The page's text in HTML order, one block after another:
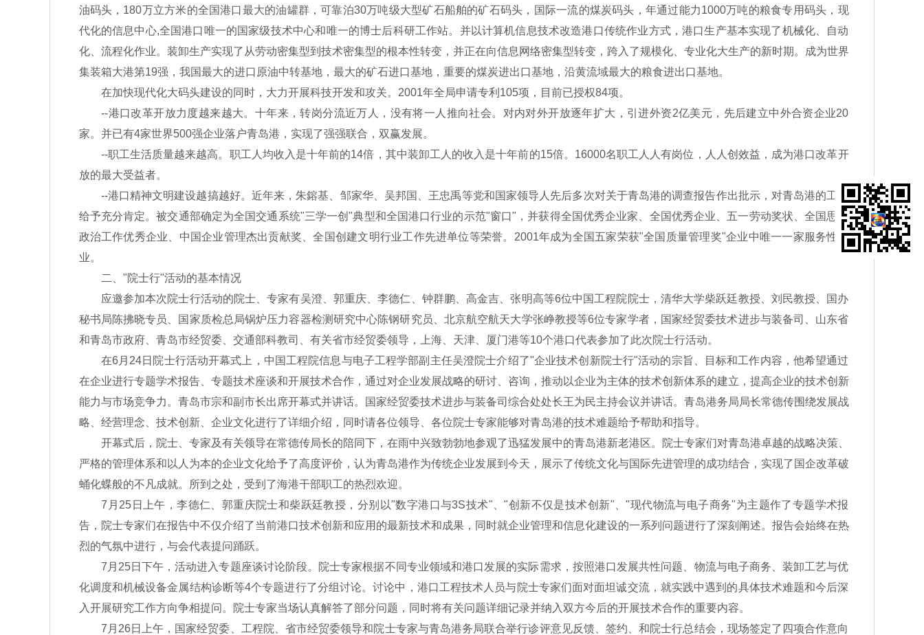
油码头，180万立方米的全国港口最大的油罐群，可靠泊30万吨级大型矿石船舶的矿石码头，国际一流的煤炭码头，年通过能力1000万吨的粮食专用码头，现
代化的信息中心,全国港口唯一的国家级技术中心和唯一的博士后科研工作站。并以计算机信息技术改造港口传统作业方式，港口生产基本实现了机械化、自动
化、流程化作业。装卸生产实现了从劳动密集型到技术密集型的根本性转变，并正在向信息网络密集型转变，跨入了规模化、专业化大生产的新时期。成为世界
集装箱大港第19强，我国最大的进口原油中转基地，最大的矿石进口基地，重要的煤炭进出口基地，沿黄流域最大的粮食进出口基地。
在加快现代化大码头建设的同时，大力开展科技开发和攻关。2001年全局申请专利105项，目前已授权84项。
--港口改革开放力度越来越大。十年来，转岗分流近万人，没有将一人推向社会。对内对外开放逐年扩大，引进外资2亿美元，先后建立中外合资企业20
家。并已有4家世界500强企业落户青岛港，实现了强强联合，双赢发展。
--职工生活质量越来越高。职工人均收入是十年前的14倍，其中装卸工人的收入是十年前的15倍。16000名职工人人有岗位，人人创效益，成为港口改革开
放的最大受益者。
--港口精神文明建设越搞越好。近年来，朱鎔基、邹家华、吴邦国、王忠禹等党和国家领导人先后多次对关于青岛港的调查报告作出批示，对青岛港的工作
给予充分肯定。被交通部确定为全国交通系统"三学一创"典型和全国港口行业的示范"窗口"，并获得全国优秀企业家、全国优秀企业、五一劳动奖状、全国思想
政治工作优秀企业、中国企业管理杰出贡献奖、全国创建文明行业工作先进单位等荣誉。2001年成为全国五家荣获"全国质量管理奖"企业中唯一一家服务性企
业。
二、"院士行"活动的基本情况
应邀参加本次院士行活动的院士、专家有吴澄、郭重庆、李德仁、钟群鹏、高金吉、张明高等6位中国工程院院士，清华大学柴跃廷教授、刘民教授、国办
秘书局陈拂晓专员、国家质检总局锅炉压力容器检测研究中心陈钢研究员、北京航空航天大学张峥教授等6位专家学者，国家经贸委技术进步与装备司、山东省
和青岛市政府、青岛市经贸委、交通部科教司、有关省市经贸委领导，上海、天津、厦门港等10个港口代表参加了此次院士行活动。
在6月24日院士行活动开幕式上，中国工程院信息与电子工程学部副主任吴澄院士介绍了"企业技术创新院士行"活动的宗旨、目标和工作内容，他希望通过
在企业进行专题学术报告、专题技术座谈和开展技术合作，通过对企业发展战略的研讨、咨询，推动以企业为主体的技术创新体系的建立，提高企业的技术创新
能力与市场竞争力。青岛市宗和副市长出席开幕式并讲话。国家经贸委技术进步与装备司综合处处长王为民主持会议并讲话。青岛港务局局长常德传围绕发展战
略、经营理念、技术创新、企业文化进行了详细介绍，同时请各位领导、各位院士专家能够对青岛港的技术难题给予帮助和指导。
开幕式后，院士、专家及有关领导在常德传局长的陪同下，在雨中兴致勃勃地参观了迅猛发展中的青岛港新老港区。院士专家们对青岛港卓越的战略决策、
严格的管理体系和以人为本的企业文化给予了高度评价，认为青岛港作为传统企业发展到今天，展示了传统文化与国际先进管理的成功结合，实现了国企改革破
蛹化蝶般的不凡成就。所到之处，受到了海港干部职工的热烈欢迎。
7月25日上午，李德仁、郭重庆院士和柴跃廷教授，分别以"数字港口与3S技术"、"创新不仅是技术创新"、"现代物流与电子商务"为主题作了专题学术报
告，院士专家们在报告中不仅介绍了当前港口技术创新和应用的最新技术和成果，同时就企业管理和信息化建设的一系列问题进行了深刻阐述。报告会始终在热
烈的气氛中进行，与会代表提问踊跃。
7月25日下午，活动进入专题座谈讨论阶段。院士专家根据不同专业领域和港口发展的实际需求，按照港口发展共性问题、物流与电子商务、装卸工艺与优
化调度和机械设备金属结构诊断等4个专题进行了分组讨论。讨论中，港口工程技术人员与院士专家们面对面坦诚交流，就实践中遇到的具体技术难题和今后深
入开展研究工作方向争相提问。院士专家当场认真解答了部分问题，同时将有关问题详细记录并纳入双方今后的开展技术合作的重要内容。
7月26日上午，国家经贸委、工程院、省市经贸委领导和院士专家与青岛港务局联合举行诊评意见反馈、签约、和院士行总结会，现场签定了四项合作意向